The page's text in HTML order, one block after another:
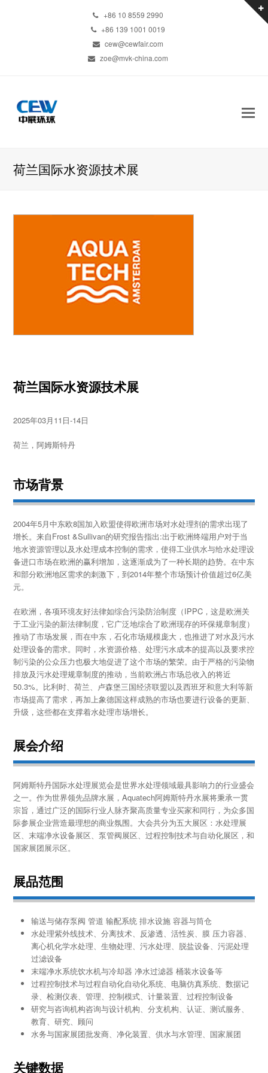
+86 10 8559 2990
+86 139 1001 0019
cew@cewfair.com
zoe@mvk-china.com
荷兰国际水资源技术展
荷兰国际水资源技术展
2025年03月11日-14日
荷兰，阿姆斯特丹
市场背景
2004年5月中东欧8国加入欧盟使得欧洲市场对水处理剂的需求出现了
增长。来自Frost &Sullivan的研究报告指出:出于欧洲终端用户对于当
地水资源管理以及水处理成本控制的需求，使得工业供水与给水处理设
备进口市场在欧洲的赢利增加，这逐渐成为了一种长期的趋势。在中东
和部分欧洲地区需求的刺激下，到2014年整个市场预计价值超过6亿美
元。
在欧洲，各项环境友好法律如综合污染防治制度（IPPC，这是欧洲关
于工业污染的新法律制度，它广泛地综合了欧洲现存的环保规章制度）
推动了市场发展，而在中东，石化市场规模庞大，也推进了对水及污水
处理设备的需求。同时，水资源价格、处理污水成本的提高以及要求控
制污染的公众压力也极大地促进了这个市场的繁荣。由于严格的污染物
排放及污水处理规章制度的推动，当前欧洲占市场总收入的将近
50.3%。比利时、荷兰、卢森堡三国经济联盟以及西班牙和意大利等新
市场提高了需求，再加上象德国这样成熟的市场也要进行设备的更新、
升级，这些都在支撑着水处理市场增长。
展会介绍
阿姆斯特丹国际水处理展览会是世界水处理领域最具影响力的行业盛会
之一。作为世界领先品牌水展，Aquatech阿姆斯特丹水展将秉承一贯
宗旨，通过广泛的国际行业人脉齐聚高质量专业买家和同行，为众多国
际参展企业营造最理想的商业氛围。大会共分为五大展区：水处理展
区、末端净水设备展区、泵管阀展区、过程控制技术与自动化展区，和
国家展团展示区。
展品范围
输送与储存泵阀 管道 输配系统 排水设施 容器与筒仓
水处理紫外线技术、分离技术、反渗透、活性炭、膜 压力容器、
离心机化学水处理、生物处理、污水处理、脱盐设备、污泥处理
过滤设备
末端净水系统饮水机与冷却器 净水过滤器 桶装水设备等
过程控制技术与过程自动化自动化系统、电脑仿真系统、数据记
录、检测仪表、管理、控制模式、计量装置、过程控制设备
研究与咨询机构咨询与设计机构、分支机构、认证、测试服务、
教育、研究、顾问
水务与国家展团批发商、净化装置、供水与水管理、国家展团
关键数据